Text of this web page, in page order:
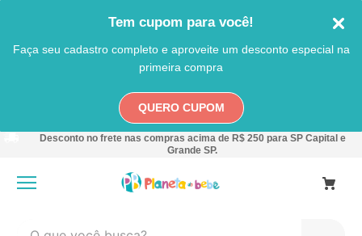
Tem cupom para você!
Faça seu cadastro completo e aproveite um desconto especial na
primeira compra
QUERO CUPOM
Desconto no frete nas compras acima de R$ 250 para SP Capital e
Grande SP.